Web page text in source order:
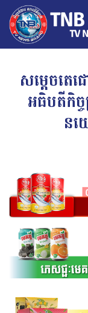
សម្តេចតេ
អធិបតីកិ
នយ